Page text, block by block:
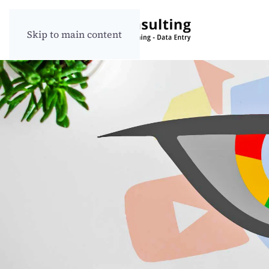
Skip to main content